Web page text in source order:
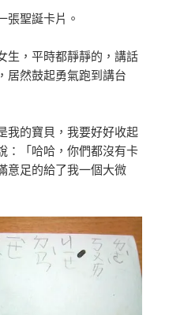
張聖誕卡片。
生，平時都靜靜的，講話
居然鼓起勇氣跑到講台
我的寶貝，我要好好收起
：「哈哈，你們都沒有卡
意足的給了我一個大微